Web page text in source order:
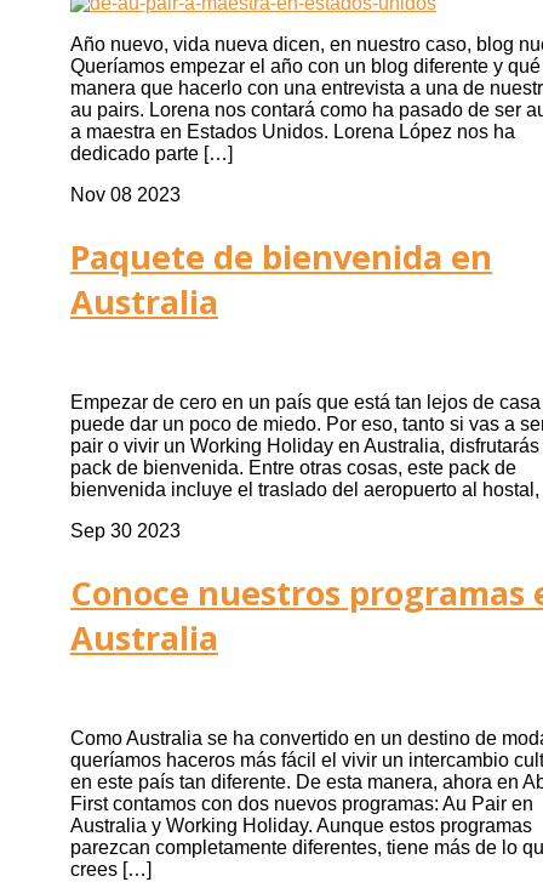
Año nuevo, vida nueva dicen, en nuestro caso, blog
Queríamos empezar el año con un blog diferente y
manera que hacerlo con una entrevista a una de
au pairs. Lorena nos contará como ha pasado de ser
a maestra en Estados Unidos. Lorena López nos ha
dedicado parte […]
Nov 08 2023
Paquete de bienvenida en
Australia
Empezar de cero en un país que está tan lejos de casa
puede dar un poco de miedo. Por eso, tanto si vas a
pair o vivir un Working Holiday en Australia,
pack de bienvenida. Entre otras cosas, este pack de
bienvenida incluye el traslado del aeropuerto al
Sep 30 2023
Conoce nuestros programas
Australia
Como Australia se ha convertido en un destino de
queríamos haceros más fácil el vivir un intercambio
en este país tan diferente. De esta manera, ahora en
First contamos con dos nuevos programas: Au Pair en
Australia y Working Holiday. Aunque estos programas
parezcan completamente diferentes, tiene más de lo
crees […]